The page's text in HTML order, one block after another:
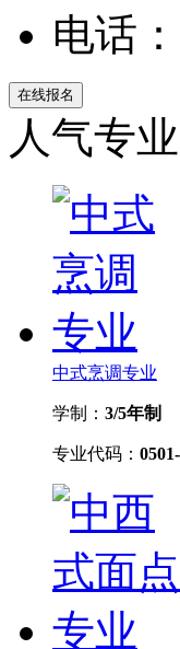
电话：
人气专业
中式烹调专业
学制： 3/5年制
专业代码：